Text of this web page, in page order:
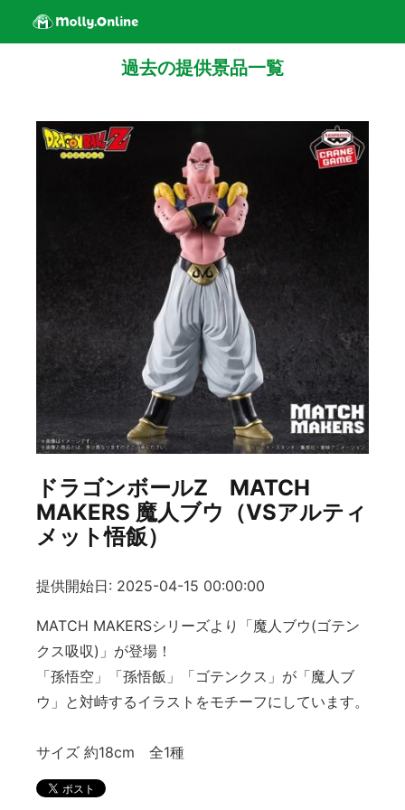
過去の提供景品一覧
ドラゴンボールZ MATCH
MAKERS 魔人ブウ（VSアルティ
メット悟飯）
提供開始日: 2025-04-15 00:00:00
MATCH MAKERSシリーズより「魔人ブウ(ゴテン
クス吸収)」が登場！
「孫悟空」「孫悟飯」「ゴテンクス」が「魔人ブ
ウ」と対峙するイラストをモチーフにしています。
サイズ 約18cm 全1種